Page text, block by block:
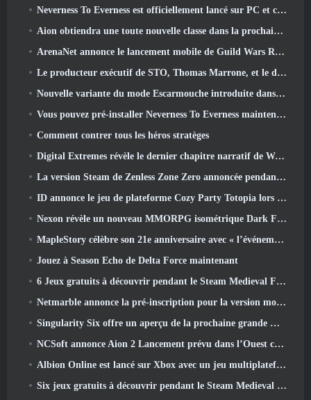
Neverness To Everness est officiellement lancé sur PC et consoles
Aion obtiendra une toute nouvelle classe dans la prochaine mise à jour de Dread Blade
ArenaNet annonce le lancement mobile de Guild Wars Reforged
Le producteur exécutif de STO, Thomas Marrone, et le directeur créatif de Neverwinter, Randy Mosiondz, discutent des jeux et de l'avenir de Cryptic.
Nouvelle variante du mode Escarmouche introduite dans le dernier acte de Valorant
Vous pouvez pré-installer Neverness To Everness maintenant
Comment contrer tous les héros stratèges
Digital Extremes révèle le dernier chapitre narratif de Warframe avec un nouveau short d'anime
La version Steam de Zenless Zone Zero annoncée pendant la version 2.8 Programme spécial
ID annonce le jeu de plateforme Cozy Party Totopia lors de la vitrine Xbox, Lance le recrutement bêta
Nexon révèle un nouveau MMORPG isométrique Dark Fantasy, Braises des sans couronne
MapleStory célèbre son 21e anniversaire avec « l’événement de l’Université Maple »
Jouez à Season Echo de Delta Force maintenant
6 Jeux gratuits à découvrir pendant le Steam Medieval Fest
Netmarble annonce la pré-inscription pour la version mondiale du MMORPG de science-fiction RF Online Next
Singularity Six offre un aperçu de la prochaine grande mise à jour de Palia The Royal Highlands
NCSoft annonce Aion 2 Lancement prévu dans l’Ouest cette année
Albion Online est lancé sur Xbox avec un jeu multiplateforme complet
Six jeux gratuits à découvrir pendant le Steam Medieval Fest